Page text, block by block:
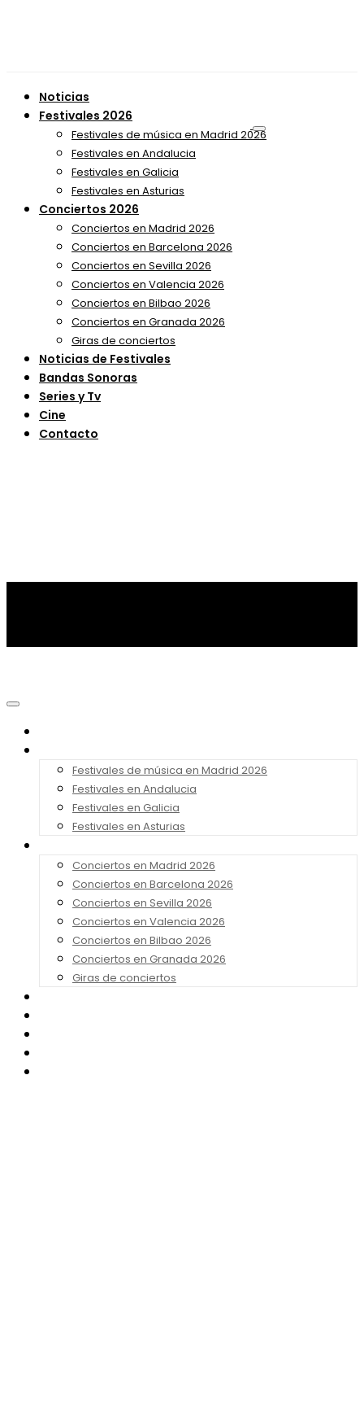
Noticias
Festivales 2026
Festivales de música en Madrid 2026
Festivales en Andalucia
Festivales en Galicia
Festivales en Asturias
Conciertos 2026
Conciertos en Madrid 2026
Conciertos en Barcelona 2026
Conciertos en Sevilla 2026
Conciertos en Valencia 2026
Conciertos en Bilbao 2026
Conciertos en Granada 2026
Giras de conciertos
Noticias de Festivales
Bandas Sonoras
Series y Tv
Cine
Contacto
Festivales de música en Madrid 2026
Festivales en Andalucia
Festivales en Galicia
Festivales en Asturias
Conciertos en Madrid 2026
Conciertos en Barcelona 2026
Conciertos en Sevilla 2026
Conciertos en Valencia 2026
Conciertos en Bilbao 2026
Conciertos en Granada 2026
Giras de conciertos